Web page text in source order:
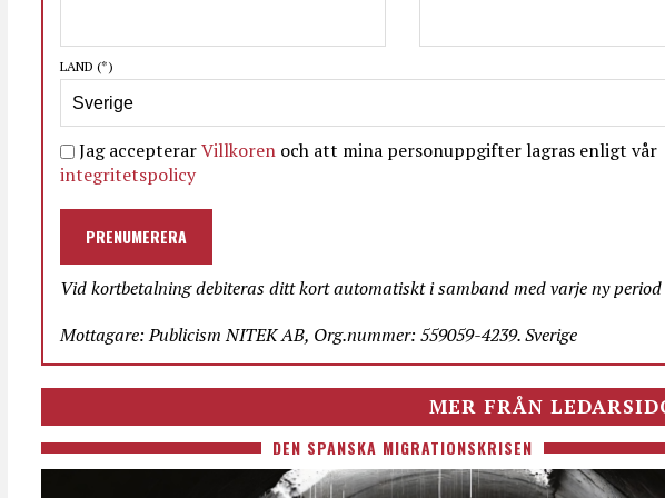
LAND (*)
Jag accepterarVillkoren och att mina personuppgifter lagras enligt vår
integritetspolicy
PRENUMERERA
Vid kortbetalning debiteras ditt kort automatiskt i samband med varje ny period
Mottagare: Publicism NITEK AB, Org.nummer: 559059-4239. Sverige
MER FRÅN
DEN SPANSKA MIGRATIONSKRISEN